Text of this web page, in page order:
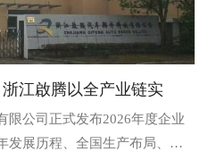
江啟腾以全产业链实
限公司正式发布2026年度企业
发展历程、全国生产布局、全